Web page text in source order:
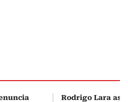
Rodrigo Lara